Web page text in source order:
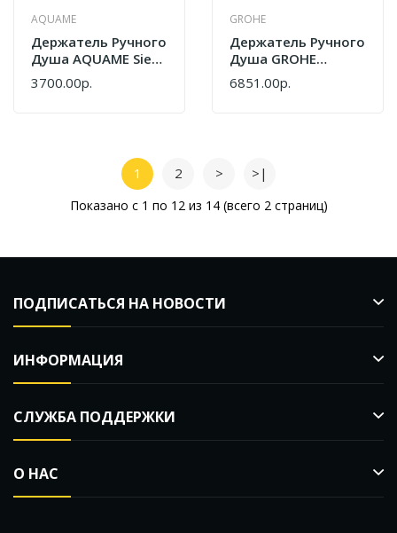
AQUAME
Держатель Ручного
Душа AQUAME Siena
AQM8722MB
Черный Матовый
3700.00р.
GROHE
Держатель Ручного
Душа GROHE
Euphoria Cube
26370000
6851.00р.
1 2 > >|
Показано с 1 по 12 из 14 (всего 2 страниц)
ПОДПИСАТЬСЯ НА НОВОСТИ
ИНФОРМАЦИЯ
СЛУЖБА ПОДДЕРЖКИ
О НАС